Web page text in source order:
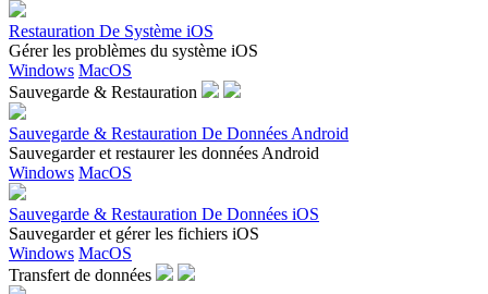
Restauration De Système iOS
Gérer les problèmes du système iOS
Windows MacOS
Sauvegarde & Restauration
Sauvegarde & Restauration De Données Android
Sauvegarder et restaurer les données Android
Windows MacOS
Sauvegarde & Restauration De Données iOS
Sauvegarder et gérer les fichiers iOS
Windows MacOS
Transfert de données